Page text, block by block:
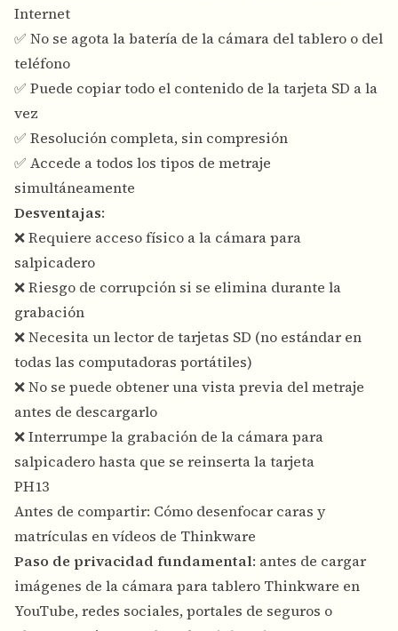
Internet
✅ No se agota la batería de la cámara del tablero o del
teléfono
✅ Puede copiar todo el contenido de la tarjeta SD a la
vez
✅ Resolución completa, sin compresión
✅ Accede a todos los tipos de metraje
simultáneamente
Desventajas:
❌ Requiere acceso físico a la cámara para
salpicadero
❌ Riesgo de corrupción si se elimina durante la
grabación
❌ Necesita un lector de tarjetas SD (no estándar en
todas las computadoras portátiles)
❌ No se puede obtener una vista previa del metraje
antes de descargarlo
❌ Interrumpe la grabación de la cámara para
salpicadero hasta que se reinserta la tarjeta
PH13
Antes de compartir: Cómo desenfocar caras y
matrículas en vídeos de Thinkware
Paso de privacidad fundamental: antes de cargar
imágenes de la cámara para tablero Thinkware en
YouTube, redes sociales, portales de seguros o